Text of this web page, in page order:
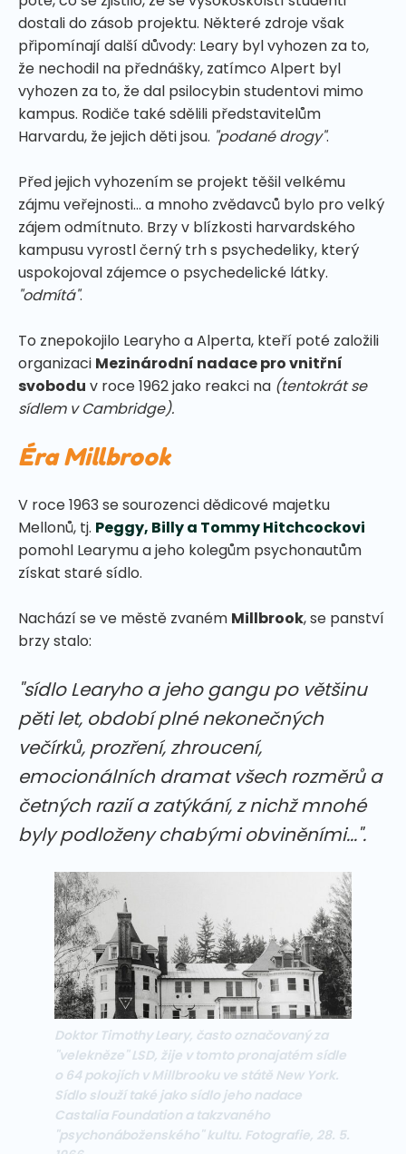
dostali do zásob projektu. Některé zdroje však
připomínají další důvody: Leary byl vyhozen za to,
že nechodil na přednášky, zatímco Alpert byl
vyhozen za to, že dal psilocybin studentovi mimo
kampus. Rodiče také sdělili představitelům
Harvardu, že jejich děti jsou. "podané drogy".
Před jejich vyhozením se projekt těšil velkému
zájmu veřejnosti... a mnoho zvědavců bylo pro velký
zájem odmítnuto. Brzy v blízkosti harvardského
kampusu vyrostl černý trh s psychedeliky, který
uspokojoval zájemce o psychedelické látky.
"odmítá".
To znepokojilo Learyho a Alperta, kteří poté založili
organizaci Mezinárodní nadace pro vnitřní
svobodu v roce 1962 jako reakci na (tentokrát se
sídlem v Cambridge).
Éra Millbrook
V roce 1963 se sourozenci dědicové majetku
Mellonů, tj. Peggy, Billy a Tommy Hitchcockovi
pomohl Learymu a jeho kolegům psychonautům
získat staré sídlo.
Nachází se ve městě zvaném Millbrook, se panství
brzy stalo:
"sídlo Learyho a jeho gangu po většinu
pěti let, období plné nekonečných
večírků, prozření, zhroucení,
emocionálních dramat všech rozměrů a
četných razií a zatýkání, z nichž mnohé
byly podloženy chabými obviněními...".
Doktor Timothy Leary, často označovaný za
"velekněze" LSD, žije v tomto pronajatém sídle
o 64 pokojích v Millbrooku ve státě New York.
Sídlo slouží také jako sídlo jeho nadace
Castalia Foundation a takzvaného
"psychonáboženského" kultu. Fotografie, 28. 5.